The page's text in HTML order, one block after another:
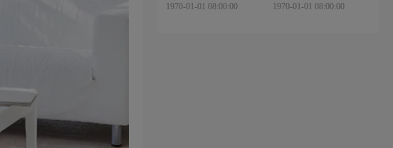
1970-01-01 08:00:00 1970-01-01 08:00:00